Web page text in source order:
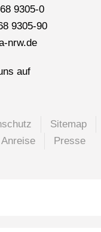
9305-0
9305-90
nrw.de
auf
Sitemap
Anreise Presse